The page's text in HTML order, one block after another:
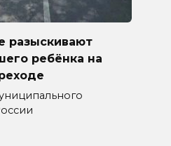
разыскивают
ребёнка на